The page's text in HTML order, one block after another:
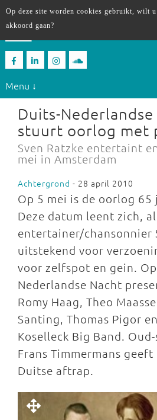
Menu ↓
Duits-
stuurt oorlog met
Sven Ratzke entertaint
mei in Amsterdam
Achtergrond - 28 april 2010
Op 5 mei is de oorlog
Deze datum leent zich,
entertainer/chansonnier
uitstekend voor
voor zelfspot en gein.
Nederlandse Nacht
Romy Haag, Theo
Santing, Thomas Pigor
Koselleck Big Band.
Frans Timmermans
Duitse aftrap.
Op deze site worden cookies gebruikt, wilt u
akkoord gaan?